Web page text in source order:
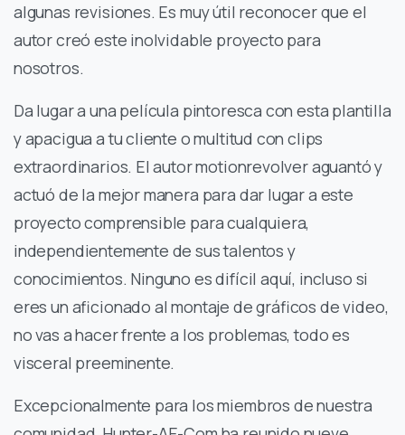
algunas revisiones. Es muy útil reconocer que el
autor creó este inolvidable proyecto para
nosotros.
Da lugar a una película pintoresca con esta plantilla
y apacigua a tu cliente o multitud con clips
extraordinarios. El autor motionrevolver aguantó y
actuó de la mejor manera para dar lugar a este
proyecto comprensible para cualquiera,
independientemente de sus talentos y
conocimientos. Ninguno es difícil aquí, incluso si
eres un aficionado al montaje de gráficos de video,
no vas a hacer frente a los problemas, todo es
visceral preeminente.
Excepcionalmente para los miembros de nuestra